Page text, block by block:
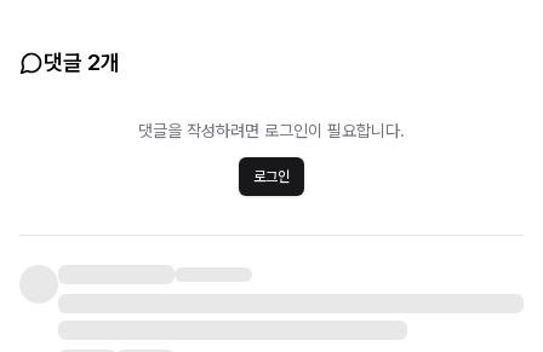
댓글 2개
댓글을 작성하려면 로그인이 필요합니다.
로그인